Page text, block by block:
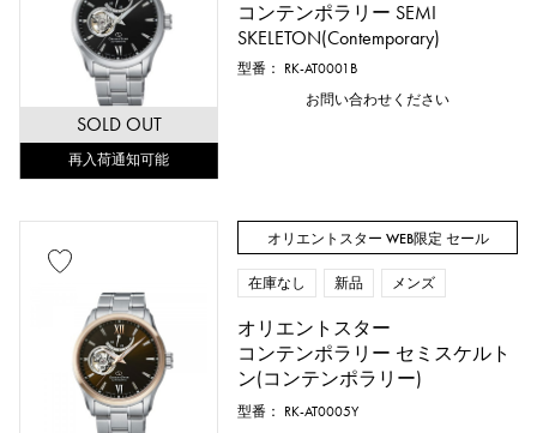
SOLD OUT
再入荷通知可能
コンテンポラリー SEMI
SKELETON(Contemporary)
型番： RK-AT0001B
お問い合わせください
オリエントスター WEB限定 セール
在庫なし 新品 メンズ
オリエントスター
コンテンポラリー セミスケルト
ン(コンテンポラリー)
型番： RK-AT0005Y